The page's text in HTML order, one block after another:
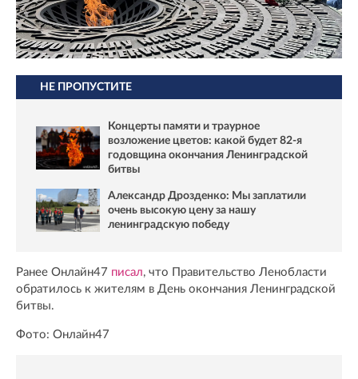
НЕ ПРОПУСТИТЕ
Концерты памяти и траурное
возложение цветов: какой будет 82-я
годовщина окончания Ленинградской
битвы
Александр Дрозденко: Мы заплатили
очень высокую цену за нашу
ленинградскую победу
Ранее Онлайн47 писал, что Правительство Ленобласти
обратилось к жителям в День окончания Ленинградской
битвы.
Фото: Онлайн47